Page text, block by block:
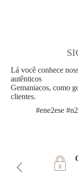
Lá você conhece
autênticos
Gemaniacos, como
clientes.
#ene2ese